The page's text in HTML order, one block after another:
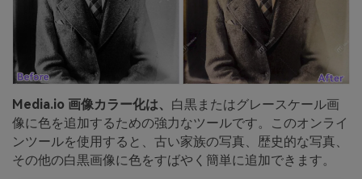
Media.io 画像カラー化は、 白黒またはグレースケール画
像に色を追加するための強力なツールです。このオンライ
ンツールを使用すると、古い家族の写真、歴史的な写真、
その他の白黒画像に色をすばやく簡単に追加できます。